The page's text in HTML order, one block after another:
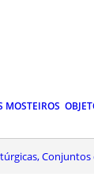
MOSTEIROS